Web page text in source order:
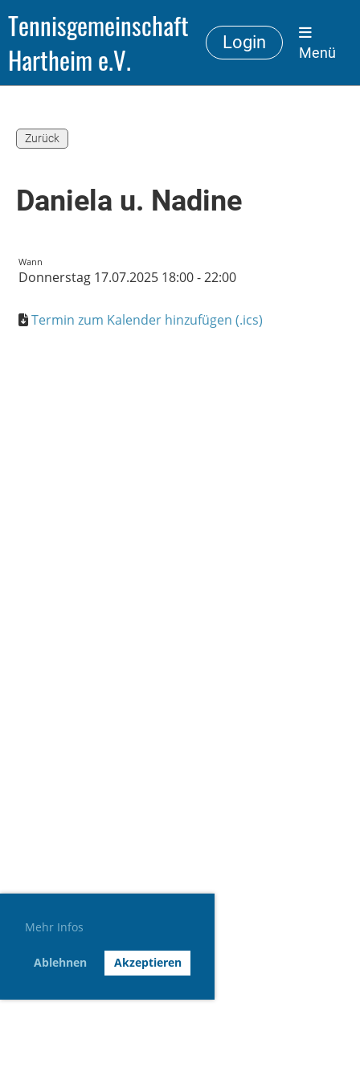
Mehr Infos
Ablehnen Akzeptieren
Tennisgemeinschaft
Hartheim e.V.
Login
Menü
Zurück
Daniela u. Nadine
Wann
Donnerstag 17.07.2025 18:00 - 22:00
Termin zum Kalender hinzufügen (.ics)